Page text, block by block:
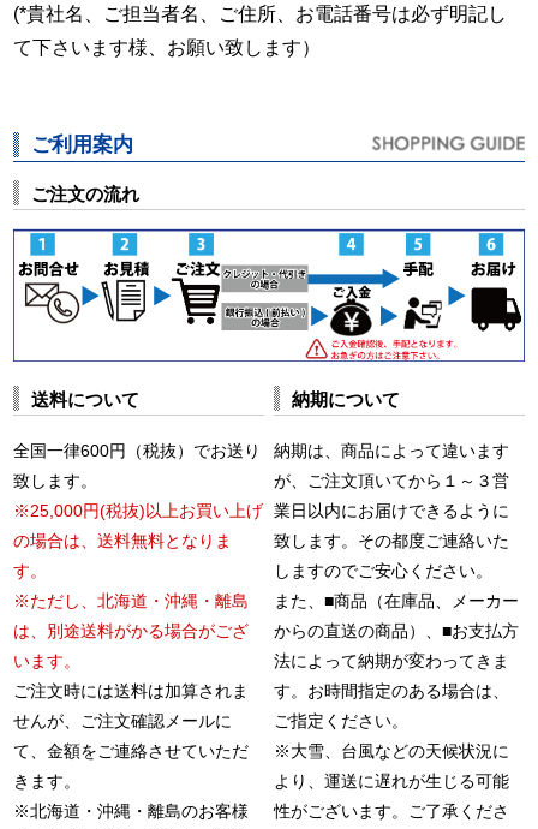
(*貴社名、ご担当者名、ご住所、お電話番号は必ず明記し
て下さいます様、お願い致します）
ご利用案内
ご注文の流れ
送料について
全国一律600円（税抜）でお送り
致します。
※25,000円(税抜)以上お買い上げ
の場合は、送料無料となりま
す。
※ただし、北海道・沖縄・離島
は、別途送料がかる場合がござ
います。
ご注文時には送料は加算されま
せんが、ご注文確認メールに
て、金額をご連絡させていただ
きます。
※北海道・沖縄・離島のお客様
納期について
納期は、商品によって違います
が、ご注文頂いてから１～３営
業日以内にお届けできるように
致します。その都度ご連絡いた
しますのでご安心ください。
また、■商品（在庫品、メーカー
からの直送の商品）、■お支払方
法によって納期が変わってきま
す。お時間指定のある場合は、
ご指定ください。
※大雪、台風などの天候状況に
より、運送に遅れが生じる可能
性がございます。ご了承くださ